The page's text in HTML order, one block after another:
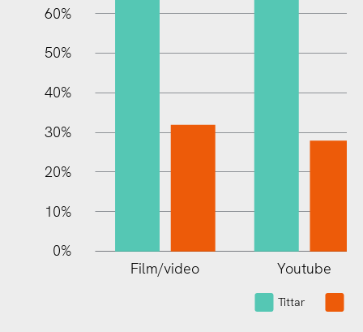
10%
60%
50%
40%
30%
20%
10%
0%
Film/video
Youtube
Tittar